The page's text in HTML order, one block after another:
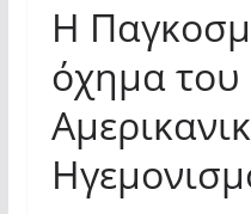
Η
όχημα του